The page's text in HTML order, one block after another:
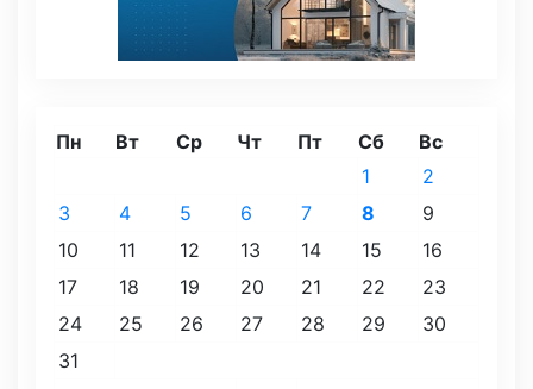
Пн Вт Ср Чт Пт Сб Вс
1
2
3
4 5 6 7 8
9
10
11 12 13 14 15
16
17
18 19 20 21 22
23
24
25 26 27 28 29
30
31